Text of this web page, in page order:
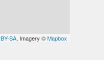
SA, Imagery ©Mapbox